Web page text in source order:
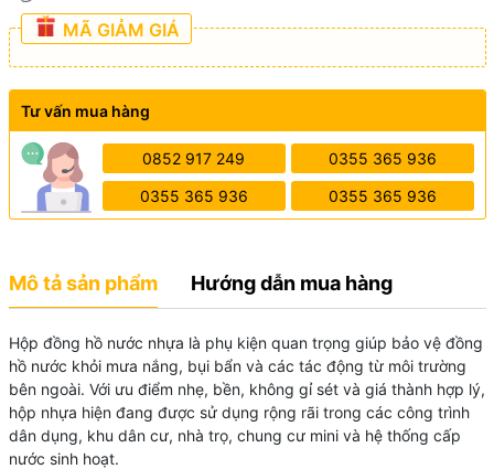
MÃ GIẢM GIÁ
Tư vấn mua hàng
0852 917 249 0355 365 936
0355 365 936 0355 365 936
Mô tả sản phẩm Hướng dẫn mua hàng
Hộp đồng hồ nước nhựa là phụ kiện quan trọng giúp bảo vệ đồng
hồ nước khỏi mưa nắng, bụi bẩn và các tác động từ môi trường
bên ngoài. Với ưu điểm nhẹ, bền, không gỉ sét và giá thành hợp lý,
hộp nhựa hiện đang được sử dụng rộng rãi trong các công trình
dân dụng, khu dân cư, nhà trọ, chung cư mini và hệ thống cấp
nước sinh hoạt.